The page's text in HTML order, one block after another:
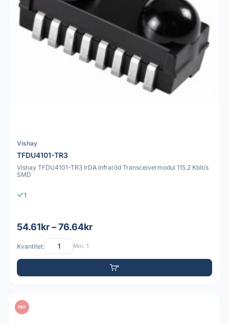
Vishay
TFDU4101-TR3
Vishay TFDU4101-TR3 IrDA Infraröd Transceivermodul 115.2 Kbit/s
SMD
1
54.61kr – 76.64kr
Kvantitet: Min: 1
PDF